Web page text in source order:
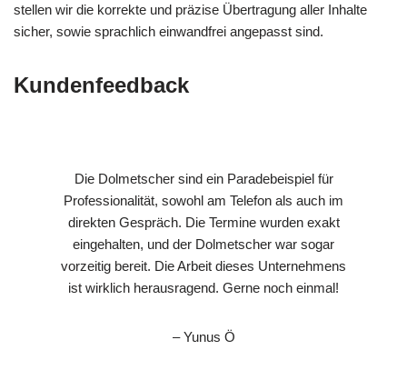
stellen wir die korrekte und präzise Übertragung aller Inhalte
sicher, sowie sprachlich einwandfrei angepasst sind.
Kundenfeedback
Die Dolmetscher sind ein Paradebeispiel für
Professionalität, sowohl am Telefon als auch im
direkten Gespräch. Die Termine wurden exakt
eingehalten, und der Dolmetscher war sogar
vorzeitig bereit. Die Arbeit dieses Unternehmens
ist wirklich herausragend. Gerne noch einmal!
– Yunus Ö